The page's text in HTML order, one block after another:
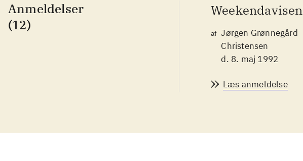
Anmeldelser
(12)
Weekendavisen
af Jørgen Grønnegård
Christensen
d. 8. maj 1992
Læs anmeldelse